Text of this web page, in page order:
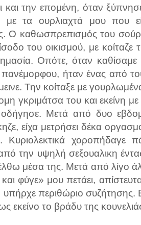
και την επομένη, όταν
τα ουρλιαχτά μου που
Ο καθωσπρεπισμός του
του οικισμού, με
Οπότε, όταν
ήταν ένας από
Την κοίταξε με
γκριμάτσα του και εκείνη
Μετά από δυο
είχα μετρήσει δέκα
Κυριολεκτικά
την υψηλή σεξουαλικη
μέσα της. Μετά από λίγο
φύγε» μου πετάει,
υπήρχε περιθώριο
εκείνο το βράδυ της